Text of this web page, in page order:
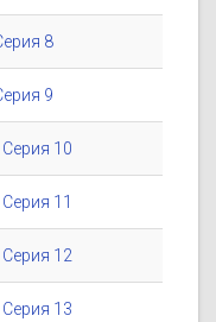
8
9
10
11
12
13